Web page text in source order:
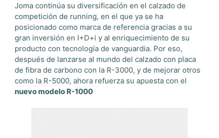
Joma continúa su diversificación en el calzado de
competición de running, en el que ya se ha
posicionado como marca de referencia gracias a su
gran inversión en I+D+i y al enriquecimiento de su
producto con tecnología de vanguardia. Por eso,
después de lanzarse al mundo del calzado con placa
de fibra de carbono con la R-3000, y de mejorar otros
como la R-5000, ahora refuerza su apuesta con el
nuevo modelo R-1000